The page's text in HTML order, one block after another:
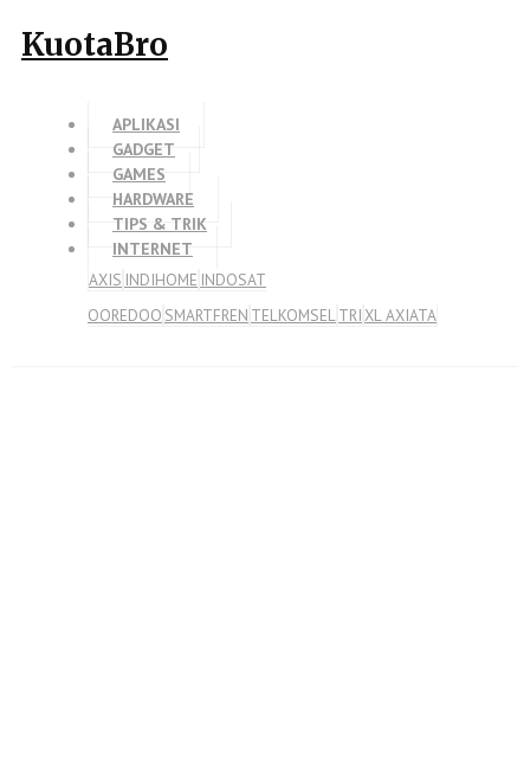
KuotaBro
APLIKASI
GADGET
GAMES
HARDWARE
TIPS & TRIK
INTERNET
AXIS INDIHOME INDOSAT
OOREDOO SMARTFREN TELKOMSELTRIXL AXIATA